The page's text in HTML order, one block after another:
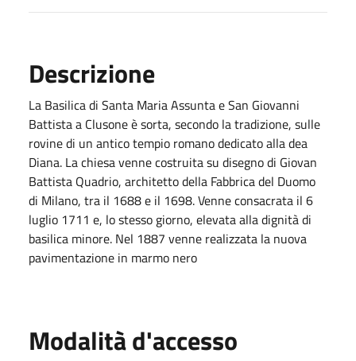
Descrizione
La Basilica di Santa Maria Assunta e San Giovanni
Battista a Clusone è sorta, secondo la tradizione, sulle
rovine di un antico tempio romano dedicato alla dea
Diana. La chiesa venne costruita su disegno di Giovan
Battista Quadrio, architetto della Fabbrica del Duomo
di Milano, tra il 1688 e il 1698. Venne consacrata il 6
luglio 1711 e, lo stesso giorno, elevata alla dignità di
basilica minore. Nel 1887 venne realizzata la nuova
pavimentazione in marmo nero
Modalità d'accesso